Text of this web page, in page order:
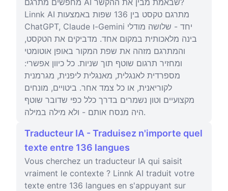
מחפשים מתרגם AI שבאמת מבין את ההקשר?
Linnk AI מתרגם טקסט בין 136 שפות באמצעות
ChatGPT, Claude ו-Gemini יחד - שלושה מודלי
בינה מלאכותית במקום אחד. מדביקים את הטקסט,
והמתרגם מזהה את שפת המקור באופן אוטומטי
ומחזיר תרגום שוטף תוך שניות. כל כיוון אפשרי:
מספרדית לאנגלית, מאנגלית ליפנית, מגרמנית
לקוריאנית, או כל צמד אחר. ביטויים, מונחים
מקצועיים וטון נשמרים בדרך כלל כפי שדובר שוטף
היה מנסח אותם - ולא מילה במילה.
Traducteur IA - Traduisez n'importe quel
texte entre 136 langues
Vous cherchez un traducteur IA qui saisit
vraiment le contexte ? Linnk AI traduit votre
texte entre 136 langues en s'appuyant sur